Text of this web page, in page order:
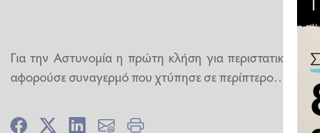
Για την Αστυνομία η πρώτη κλήση για περιστατικό
αφορούσε συναγερμό που χτύπησε σε περίπτερο…